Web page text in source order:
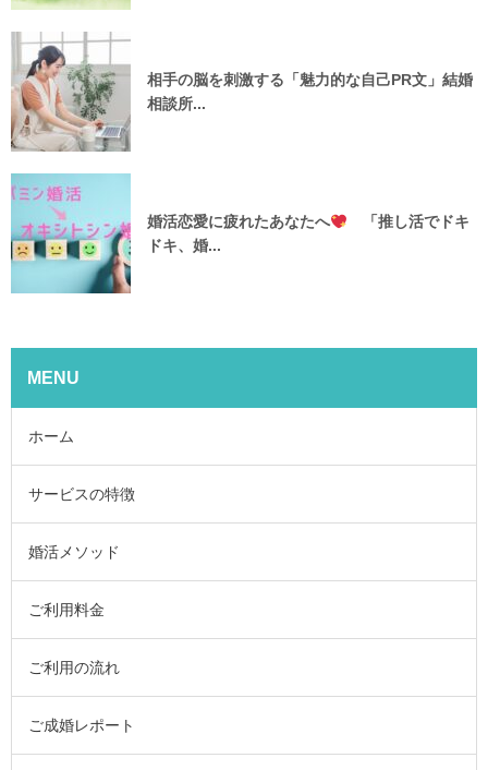
相手の脳を刺激する「魅力的な自己PR文」結婚
相談所...
婚活恋愛に疲れたあなたへ
「推し活でドキ
ドキ、婚...
MENU
ホーム
サービスの特徴
婚活メソッド
ご利用料金
ご利用の流れ
ご成婚レポート